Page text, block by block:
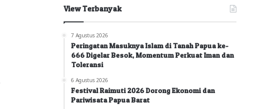
View Terbanyak
7 Agustus 2026
Peringatan Masuknya Islam di Tanah Papua ke-
666 Digelar Besok, Momentum Perkuat Iman dan
Toleransi
6 Agustus 2026
Festival Raimuti 2026 Dorong Ekonomi dan
Pariwisata Papua Barat